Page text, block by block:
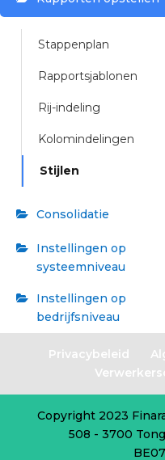
Stappenplan
Rapportsjablonen
Rij-indeling
Kolomindelingen
Stijlen
Consolidatie
Instellingen op
systeemniveau
Instellingen op
bedrijfsniveau
Privacybeleid
Copyright 2023
508 - 3700